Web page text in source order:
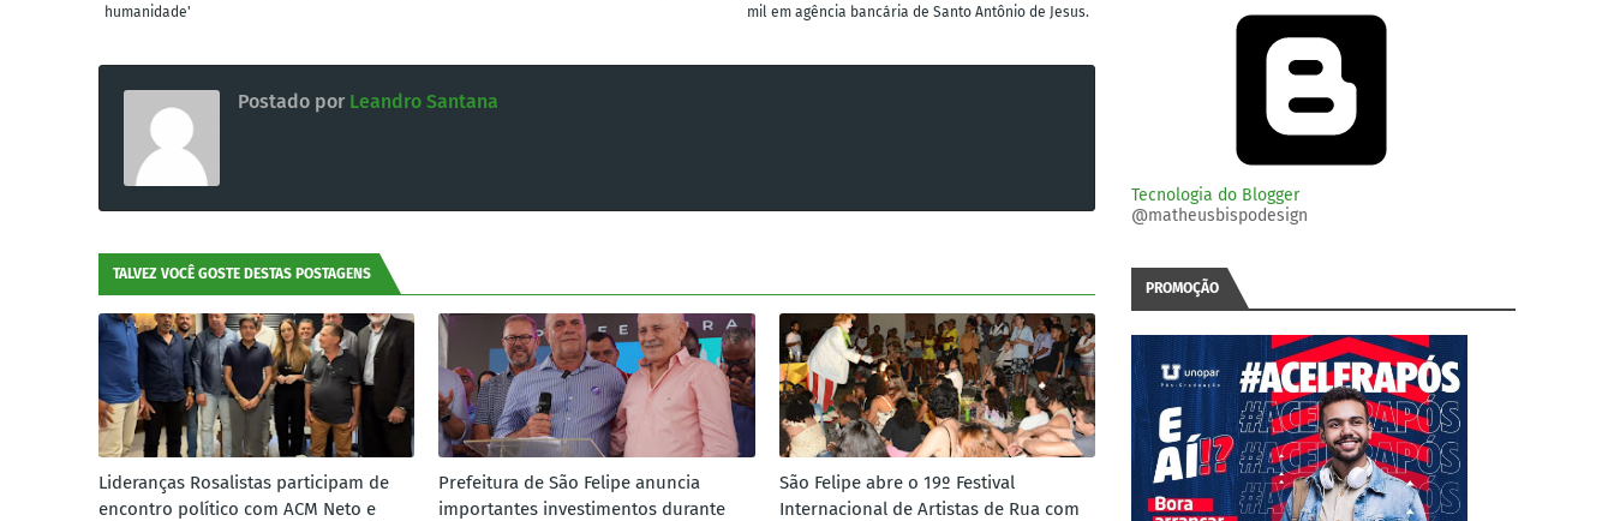
mil em agência bancária de Santo Antônio de Jesus.
humanidade'
Postado por Leandro Santana
TALVEZ VOCÊ GOSTE DESTAS POSTAGENS
Lideranças Rosalistas participam de
encontro político com ACM Neto e
Prefeitura de São Felipe anuncia
importantes investimentos durante
São Felipe abre o 19º Festival
Internacional de Artistas de Rua com
Tecnologia do Blogger
@matheusbispodesign
PROMOÇÃO